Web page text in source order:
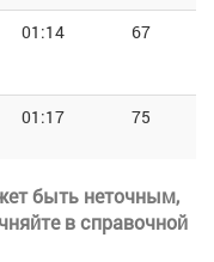
01:14 67
01:17 75
быть неточным,
в справочной